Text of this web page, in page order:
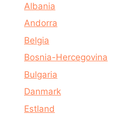
Albania
Andorra
Belgia
Bosnia-Hercegovina
Bulgaria
Danmark
Estland